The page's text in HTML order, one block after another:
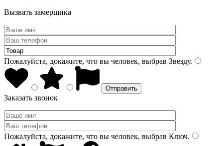
Вызвать замерщика
Пожалуйста, докажите, что вы человек, выбрав Звезду.
Заказать звонок
Пожалуйста, докажите, что вы человек, выбрав Ключ.